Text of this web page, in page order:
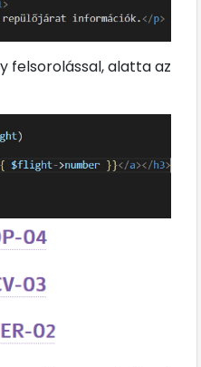
felsorolással, alatta az